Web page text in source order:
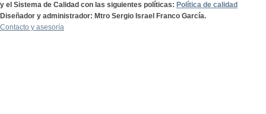
y el Sistema de Calidad con las siguientes políticas: Política de calidad
Diseñador y administrador: Mtro Sergio Israel Franco García.
Contacto y asesoría